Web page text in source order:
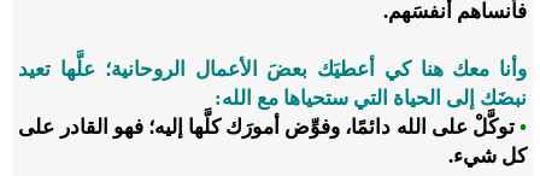
فأنساهم أنفسَهم.
وأنا معك هنا كي أعطيَك بعضَ الأعمال الروحانية؛ علَّها تعيد
نبضَك إلى الحياة التي ستحياها مع الله:
• توكَّلْ على الله دائمًا، وفوِّض أمورَك كلَّها إليه؛ فهو القادر على
كل شيء.